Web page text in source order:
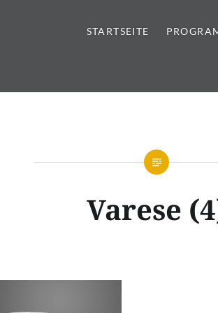
| Sanitär
STARTSEITE
Varese